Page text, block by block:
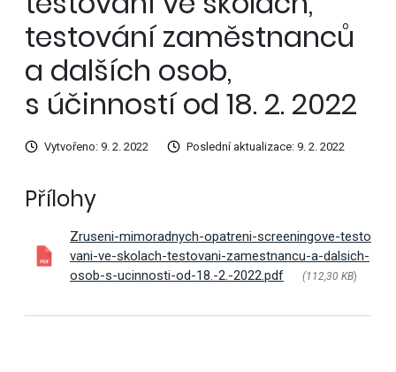
testování zaměstnanců
a dalších osob,
s účinností od 18. 2. 2022
Vytvořeno: 9. 2. 2022 Poslední aktualizace: 9. 2. 2022
Přílohy
Zruseni-mimoradnych-opatreni-screeningove-testo
vani-ve-skolach-testovani-zamestnancu-a-dalsich-
osob-s-ucinnosti-od-18.-2.-2022.pdf
(112,30 KB)